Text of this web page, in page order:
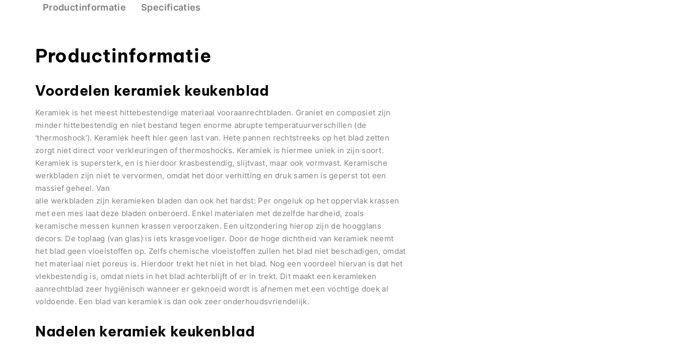
Productinformatie Specificaties
Productinformatie
Voordelen keramiek keukenblad
Keramiek is het meest hittebestendige materiaal vooraanrechtbladen. Graniet en composiet zijn
minder hittebestendig en niet bestand tegen enorme abrupte temperatuurverschillen (de
‘thermoshock’). Keramiek heeft hier geen last van. Hete pannen rechtstreeks op het blad zetten
zorgt niet direct voor verkleuringen of thermoshocks. Keramiek is hiermee uniek in zijn soort.
Keramiek is supersterk, en is hierdoor krasbestendig, slijtvast, maar ook vormvast. Keramische
werkbladen zijn niet te vervormen, omdat het door verhitting en druk samen is geperst tot een
massief geheel. Van
alle werkbladen zijn keramieken bladen dan ook het hardst: Per ongeluk op het oppervlak krassen
met een mes laat deze bladen onberoerd. Enkel materialen met dezelfde hardheid, zoals
keramische messen kunnen krassen veroorzaken. Een uitzondering hierop zijn de hoogglans
decors. De toplaag (van glas) is iets krasgevoeliger. Door de hoge dichtheid van keramiek neemt
het blad geen vloeistoffen op. Zelfs chemische vloeistoffen zullen het blad niet beschadigen, omdat
het materiaal niet poreus is. Hierdoor trekt het niet in het blad. Nog een voordeel hiervan is dat het
vlekbestendig is, omdat niets in het blad achterblijft of er in trekt. Dit maakt een keramieken
aanrechtblad zeer hygiënisch wanneer er geknoeid wordt is afnemen met een vochtige doek al
voldoende. Een blad van keramiek is dan ook zeer onderhoudsvriendelijk.
Nadelen keramiek keukenblad